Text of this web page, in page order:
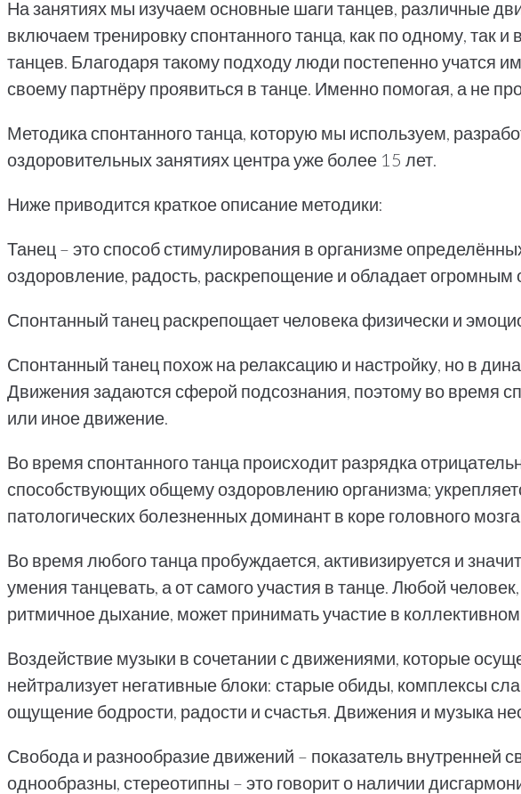
На занятиях мы изучаем основные шаги танцев, различные
включаем тренировку спонтанного танца, как по одному,
танцев. Благодаря такому подходу люди постепенно учатся
своему партнёру проявиться в танце. Именно помогая, а не
Методика спонтанного танца, которую мы используем,
оздоровительных занятиях центра уже более 15 лет.
Ниже приводится краткое описание методики:
Танец – это способ стимулирования в организме
оздоровление, радость, раскрепощение и обладает
Спонтанный танец раскрепощает человека физически и
Спонтанный танец похож на релаксацию и настройку, но в
Движения задаются сферой подсознания, поэтому во время
или иное движение.
Во время спонтанного танца происходит разрядка
способствующих общему оздоровлению организма;
патологических болезненных доминант в коре головного
Во время любого танца пробуждается, активизируется и
умения танцевать, а от самого участия в танце. Любой
ритмичное дыхание, может принимать участие в
Воздействие музыки в сочетании с движениями, которые
нейтрализует негативные блоки: старые обиды, комплексы
ощущение бодрости, радости и счастья. Движения и музыка
Свобода и разнообразие движений – показатель внутренней
однообразны, стереотипны – это говорит о наличии